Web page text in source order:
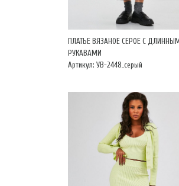
ПЛАТЬЕ ВЯЗАНОЕ СЕРОЕ С
РУКАВАМИ
Артикул: УВ-2448_серый